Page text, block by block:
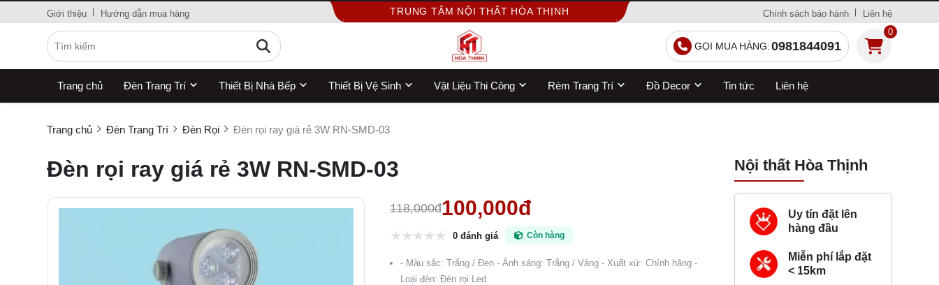
Giới thiệu Hướng dẫn mua hàng TRUNG TÂM NỘI THẤT HÒA THỊNH Chính sách bảo hành Liên hệ
GỌI MUA HÀNG:0981844091
0
Trang chủ Đèn Trang Trí Thiết Bị Nhà Bếp Thiết Bị Vệ Sinh Vật Liệu Thi Công Rèm Trang Trí Đồ Decor Tin tức Liên hệ
Trang chủ Đèn Trang Trí Đèn Rọi Đèn rọi ray giá rẻ 3W RN-SMD-03
Đèn rọi ray giá rẻ 3W RN-SMD-03
118,000đ100,000đ
0 đánh giá Còn hàng
- Màu sắc: Trắng / Đen - Ánh sáng: Trắng / Vàng - Xuất xứ: Chính hãng -
Loại đèn: Đèn rọi Led
Nội thất Hòa Thịnh
Uy tín đặt lên
hàng đầu
Miễn phí lắp đặt
< 15km